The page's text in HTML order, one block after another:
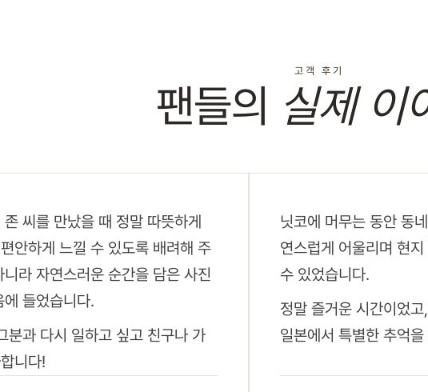
고객 후기
팬들의 실제 이
존 씨를 만났을 때 정말 따뜻하게
안하게 느낄 수 있도록 배려해 주
니라 자연스러운 순간을 담은 사진
에 들었습니다.
분과 다시 일하고 싶고 친구나 가
니다!
닛코에 머무는 동안 동
연스럽게 어울리며 현
수 있었습니다.
정말 즐거운 시간이었
일본에서 특별한 추억